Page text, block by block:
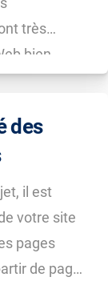
très
bien
de
des
il est
votre site
pages
de pages